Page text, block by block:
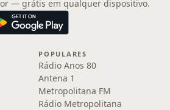
— grátis em qualquer dispositivo.
POPULARES
Rádio Anos 80
Antena 1
Metropolitana FM
Rádio Metropolitana